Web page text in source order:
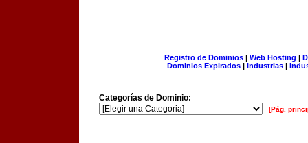
Registro de Dominios| Web Hosting |
Dominios Expirados | Industrias |
Categorías de Dominio:
[Pág.